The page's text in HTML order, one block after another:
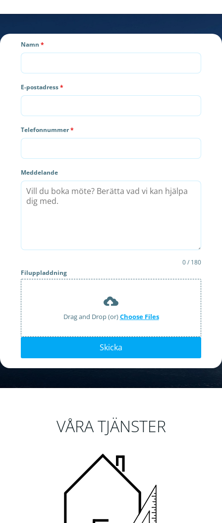
Namn *
E-postadress*
Telefonnummer*
Meddelande
0 / 180
Filuppladdning
Drag and Drop (or)Choose Files
Skicka
VÅRA TJÄNSTER